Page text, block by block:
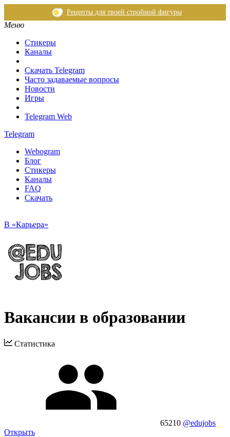
Рецепты для твоей стройной фигуры
Меню
Стикеры
Каналы
Скачать Telegram
Часто задаваемые вопросы
Новости
Игры
Telegram Web
Telegram
Webogram
Блог
Стикеры
Каналы
FAQ
Скачать
В «Карьера»
Вакансии в образовании
Статистика
65210 @edujobs
Открыть